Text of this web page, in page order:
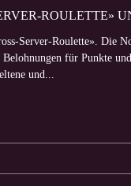
ROULETTE»
Server-Roulette». Die
für Punkte
und...